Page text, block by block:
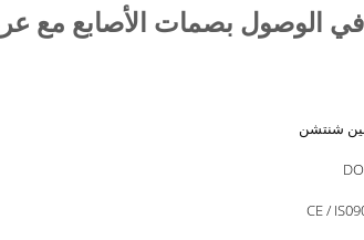
الوصول بصمات الأصابع مع عرض
شنتشن
CE /